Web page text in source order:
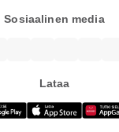
Sosiaalinen media
Lataa